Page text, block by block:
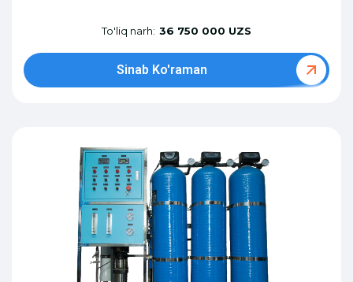
To'liq narh: 36 750 000 UZS
Sinab Ko'raman